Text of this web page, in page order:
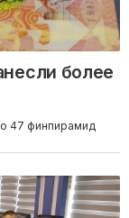
более
47 финпирамид